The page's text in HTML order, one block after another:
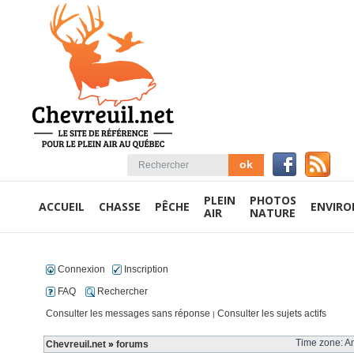
ACCUEIL CHASSE PÊCHE
PLEIN
AIR
PHOTOS
NATURE
Connexion
Inscription
FAQ
Rechercher
Consulter les messages sans réponse | Consulter les sujets actifs
Chevreuil.net » forums Time zone: